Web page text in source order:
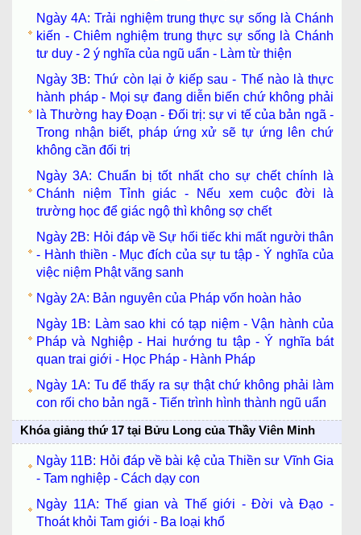
Ngày 4A: Trải nghiệm trung thực sự sống là Chánh
kiến - Chiêm nghiệm trung thực sự sống là Chánh
tư duy - 2 ý nghĩa của ngũ uẩn - Làm từ thiện
Ngày 3B: Thứ còn lại ở kiếp sau - Thế nào là thực
hành pháp - Mọi sự đang diễn biến chứ không phải
là Thường hay Đoạn - Đối trị: sự vi tế của bản ngã -
Trong nhận biết, pháp ứng xử sẽ tự ứng lên chứ
không cần đối trị
Ngày 3A: Chuẩn bị tốt nhất cho sự chết chính là
Chánh niệm Tỉnh giác - Nếu xem cuộc đời là
trường học để giác ngộ thì không sợ chết
Ngày 2B: Hỏi đáp về Sự hối tiếc khi mất người thân
- Hành thiền - Mục đích của sự tu tập - Ý nghĩa của
việc niệm Phật vãng sanh
Ngày 2A: Bản nguyên của Pháp vốn hoàn hảo
Ngày 1B: Làm sao khi có tạp niệm - Vận hành của
Pháp và Nghiệp - Hai hướng tu tập - Ý nghĩa bát
quan trai giới - Học Pháp - Hành Pháp
Ngày 1A: Tu để thấy ra sự thật chứ không phải làm
con rối cho bản ngã - Tiến trình hình thành ngũ uẩn
Khóa giảng thứ 17 tại Bửu Long của Thầy Viên Minh
Ngày 11B: Hỏi đáp về bài kệ của Thiền sư Vĩnh Gia
- Tam nghiệp - Cách dạy con
Ngày 11A: Thế gian và Thế giới - Đời và Đạo -
Thoát khỏi Tam giới - Ba loại khổ